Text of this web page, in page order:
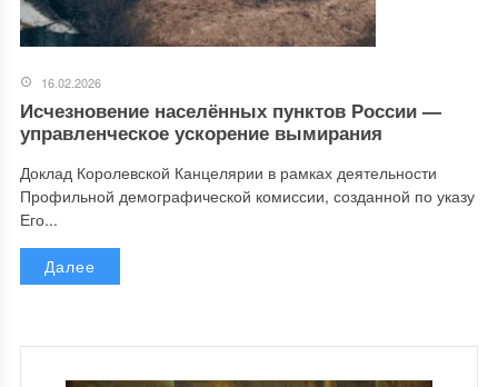
16.02.2026
Исчезновение населённых пунктов России —
управленческое ускорение вымирания
Доклад Королевской Канцелярии в рамках деятельности
Профильной демографической комиссии, созданной по указу
Его...
Далее